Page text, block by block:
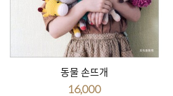
동물 손뜨개
16,000